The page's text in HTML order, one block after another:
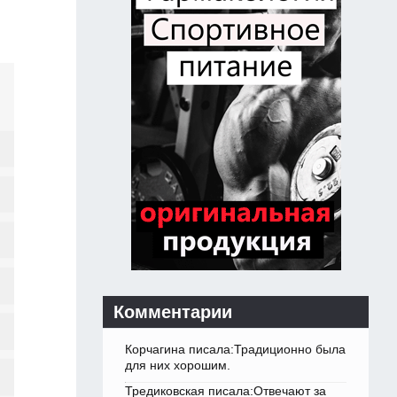
Комментарии
Корчагина писала:Традиционно была
для них хорошим.
Тредиковская писала:Отвечают за